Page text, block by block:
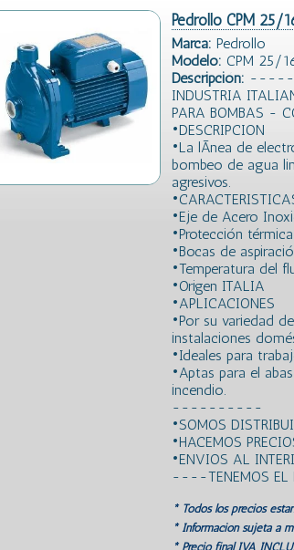
Pedrollo CPM 25/
Marca: Pedrollo
Modelo: CPM 25/
Descripción: ------
INDUSTRIA
PARA BOMBAS -
•DESCRIPCION
•La lÃ­nea de
bombeo de agua
agresivos.
•Eje de Acero
•Protección
•Bocas de
•Temperatura del
•Origen ITALIA
•APLICACIONES
•Por su variedad
instalaciones
•Ideales para
•Aptas para el
incendio.
----------
•SOMOS
•HACEMOS
•ENVIOS AL
----TENEMOS EL
* Todos los precios
* Información sujeta a
* Precio final IVA